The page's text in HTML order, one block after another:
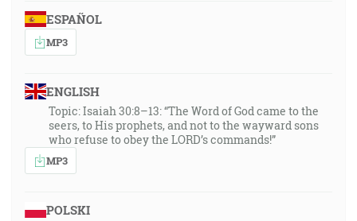
ESPAÑOL
MP3
ENGLISH
Topic: Isaiah 30:8–13: “The Word of God came to the
seers, to His prophets, and not to the wayward sons
who refuse to obey the LORD’s commands!”
MP3
POLSKI